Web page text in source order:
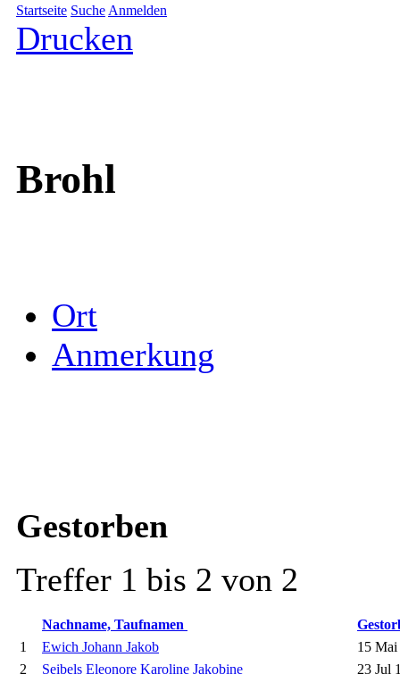
Startseite Suche Anmelden
Drucken
Brohl
Ort
Anmerkung
Gestorben
Treffer 1 bis 2 von 2
Nachname, Taufnamen
1
Ewich Johann Jakob
15 Mai
2
Seibels Eleonore Karoline Jakobine 23 Jul